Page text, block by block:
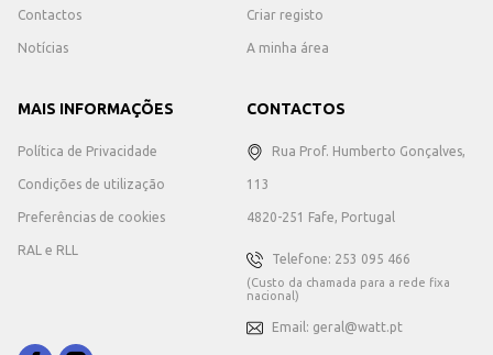
Contactos
Notícias
Criar registo
A minha área
MAIS INFORMAÇÕES
Política de Privacidade
Condições de utilização
Preferências de cookies
RAL e RLL
CONTACTOS
Rua Prof. Humberto Gonçalves,
113
4820-251 Fafe, Portugal
Telefone: 253 095 466
(Custo da chamada para a rede fixa
nacional)
Email: geral@watt.pt